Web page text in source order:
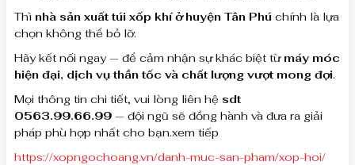
Thì nhà sản xuất túi xốp khí ở huyện Tân Phú chính là lựa
chọn không thể bỏ lỡ.
Hãy kết nối ngay — để cảm nhận sự khác biệt từ máy móc
hiện đại, dịch vụ thần tốc và chất lượng vượt mong đợi.
Mọi thông tin chi tiết, vui lòng liên hệ sdt
0563.99.66.99 — đội ngũ sẽ đồng hành và đưa ra giải
pháp phù hợp nhất cho bạn.xem tiếp
https://xopngochoang.vn/danh-muc-san-pham/xop-hoi/